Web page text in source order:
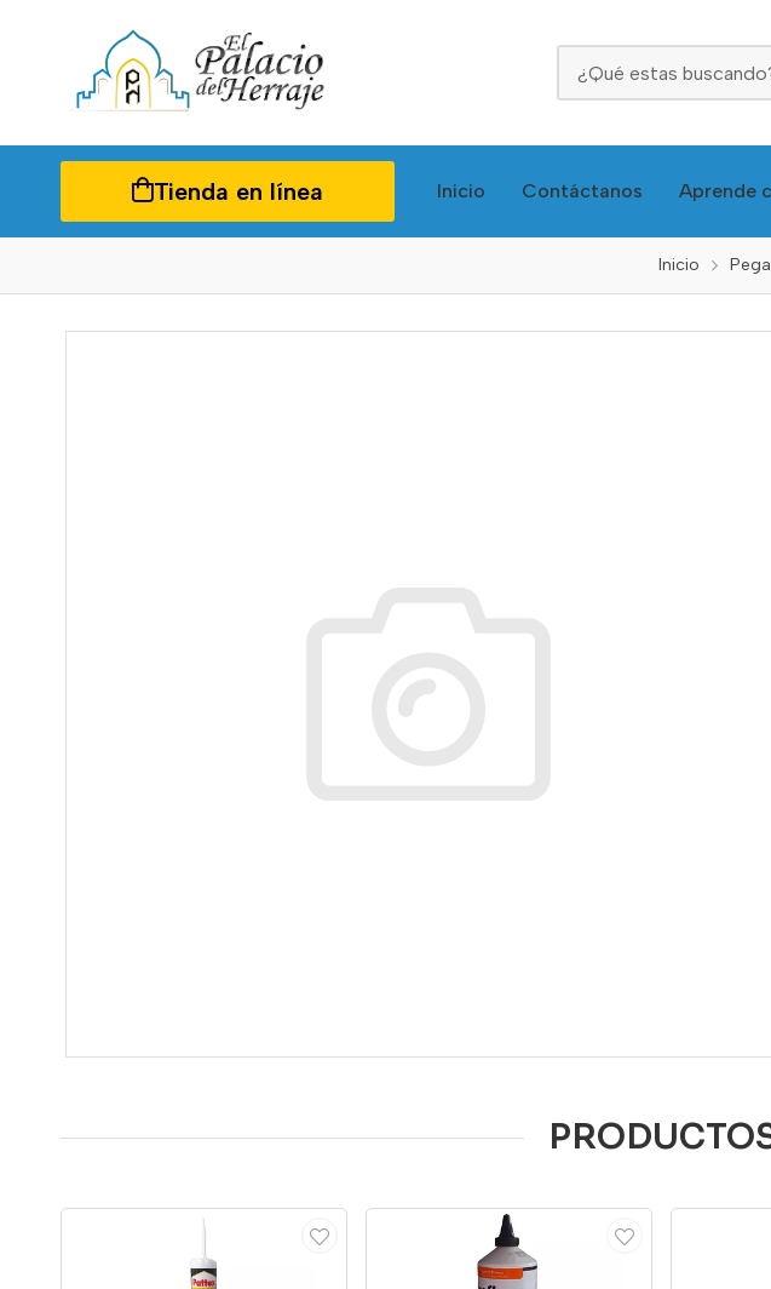
Tienda en línea Inicio Contáctanos Aprende
Inicio